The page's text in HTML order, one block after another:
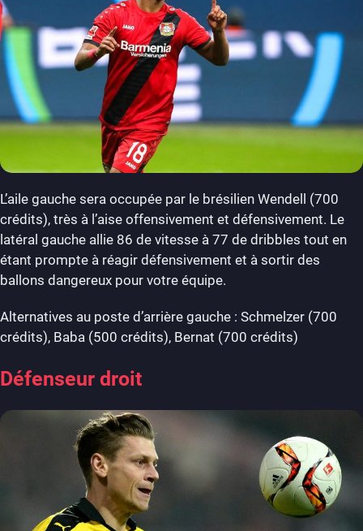
L’aile gauche sera occupée par le brésilien Wendell (700
crédits), très à l’aise offensivement et défensivement. Le
latéral gauche allie 86 de vitesse à 77 de dribbles tout en
étant prompte à réagir défensivement et à sortir des
ballons dangereux pour votre équipe.
Alternatives au poste d’arrière gauche : Schmelzer (700
crédits), Baba (500 crédits), Bernat (700 crédits)
Défenseur droit